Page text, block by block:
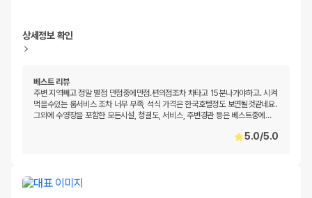
상세정보 확인
베스트 리뷰
주변 지역빼고 정말 별점 만점중에만점.편의점조차 차타고 15분나가야하고. 시켜
먹을수있는 룸서비스 조차 너무 부족, 석식 가격은 한국호텔정도 보면될것같네요.
그외에 수영장을 포함한 모든시설, 청결도, 서비스, 주변경관 등은 베스트중에 …
5.0/5.0